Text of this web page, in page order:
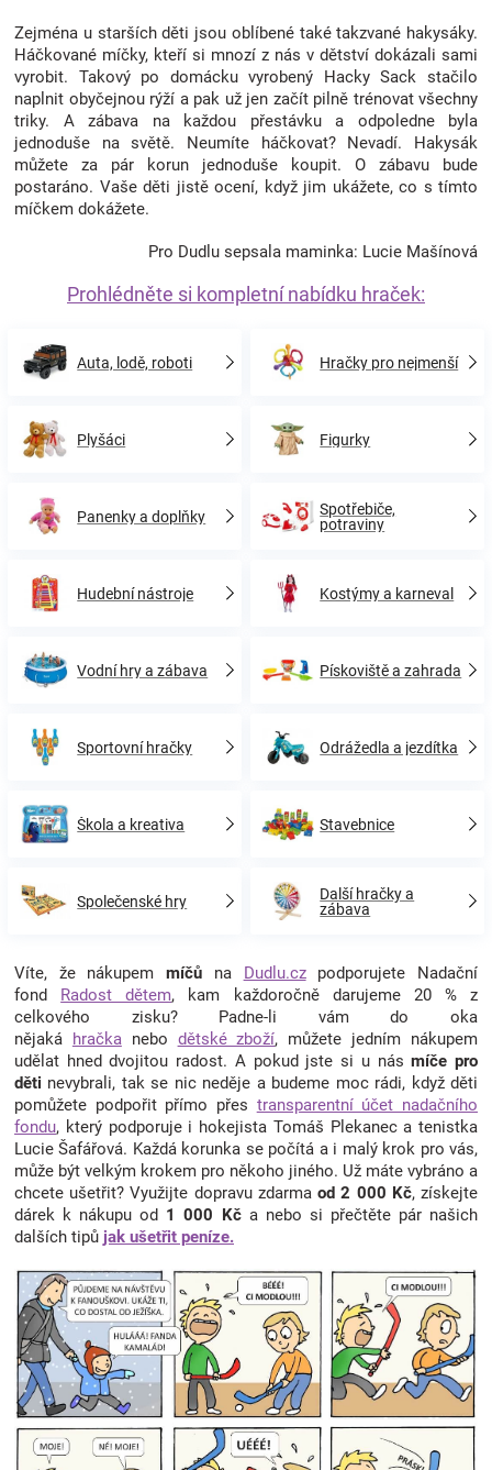
Zejména u starších děti jsou oblíbené také takzvané hakysáky.
Háčkované míčky, kteří si mnozí z nás v dětství dokázali sami
vyrobit. Takový po domácku vyrobený Hacky Sack stačilo
naplnit obyčejnou rýží a pak už jen začít pilně trénovat všechny
triky. A zábava na každou přestávku a odpoledne byla
jednoduše na světě. Neumíte háčkovat? Nevadí. Hakysák
můžete za pár korun jednoduše koupit. O zábavu bude
postaráno. Vaše děti jistě ocení, když jim ukážete, co s tímto
míčkem dokážete.
Pro Dudlu sepsala maminka: Lucie Mašínová
Prohlédněte si kompletní nabídku hraček:
Auta, lodě, roboti Hračky pro nejmenší
Plyšáci Figurky
Panenky a doplňky
Spotřebiče,
potraviny
Hudební nástroje Kostýmy a karneval
Vodní hry a zábava Pískoviště a zahrada
Sportovní hračky Odrážedla a jezdítka
Škola a kreativa Stavebnice
Společenské hry
Další hračky a
zábava
Víte, že nákupemmíčů na Dudlu.czpodporujete Nadační
fond Radost dětem, kam každoročně darujeme 20 % z
celkového zisku? Padne-li vám do oka
nějaká hračkanebo dětské zboží, můžete jedním nákupem
udělat hned dvojitou radost. A pokud jste si u násmíče pro
děti nevybrali, tak se nic neděje a budeme moc rádi, když děti
pomůžete podpořit přímo přes transparentní účet nadačního
fondu, který podporuje i hokejista Tomáš Plekanec a tenistka
Lucie Šafářová. Každá korunka se počítá a i malý krok pro vás,
může být velkým krokem pro někoho jiného. Už máte vybráno a
chcete ušetřit? Využijte dopravu zdarmaod 2 000 Kč, získejte
dárek k nákupu od 1 000 Kča nebo si přečtěte pár našich
dalších tipů jak ušetřit peníze.